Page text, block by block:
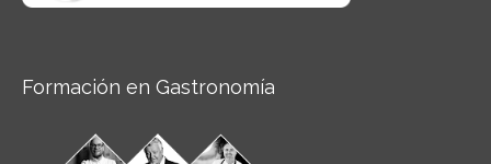
Formación en Gastronomía